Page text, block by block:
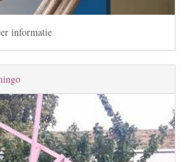
informatie